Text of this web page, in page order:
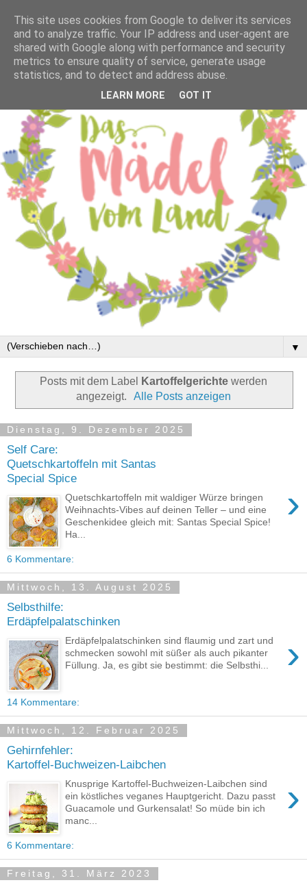
▼
Posts mit dem Label Kartoffelgerichte werden
angezeigt.
Alle Posts anzeigen
Dienstag, 9. Dezember 2025
Self Care:
Quetschkartoffeln mit Santas
Special Spice
›
Quetschkartoffeln mit waldiger Würze bringen
Weihnachts-Vibes auf deinen Teller – und eine
Geschenkidee gleich mit: Santas Special Spice!
Ha...
6 Kommentare:
Mittwoch, 13. August 2025
Selbsthilfe:
Erdäpfelpalatschinken
›
Erdäpfelpalatschinken sind flaumig und zart und
schmecken sowohl mit süßer als auch pikanter
Füllung. Ja, es gibt sie bestimmt: die Selbsthi...
14 Kommentare:
Mittwoch, 12. Februar 2025
Gehirnfehler:
Kartoffel-Buchweizen-Laibchen
›
Knusprige Kartoffel-Buchweizen-Laibchen sind
ein köstliches veganes Hauptgericht. Dazu passt
Guacamole und Gurkensalat! So müde bin ich
manc...
6 Kommentare:
Freitag, 31. März 2023
This site uses cookies from Google to deliver its services
and to analyze traffic. Your IP address and user-agent are
shared with Google along with performance and security
metrics to ensure quality of service, generate usage
statistics, and to detect and address abuse.
LEARN MORE GOT IT